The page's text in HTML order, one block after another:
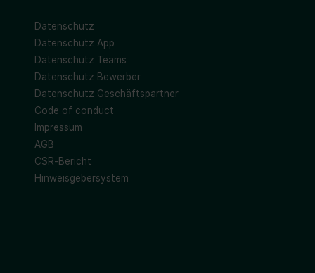
Datenschutz
Datenschutz App
Datenschutz Teams
Datenschutz Bewerber
Datenschutz Geschäftspartner
Code of conduct
Impressum
AGB
CSR-Bericht
Hinweisgebersystem